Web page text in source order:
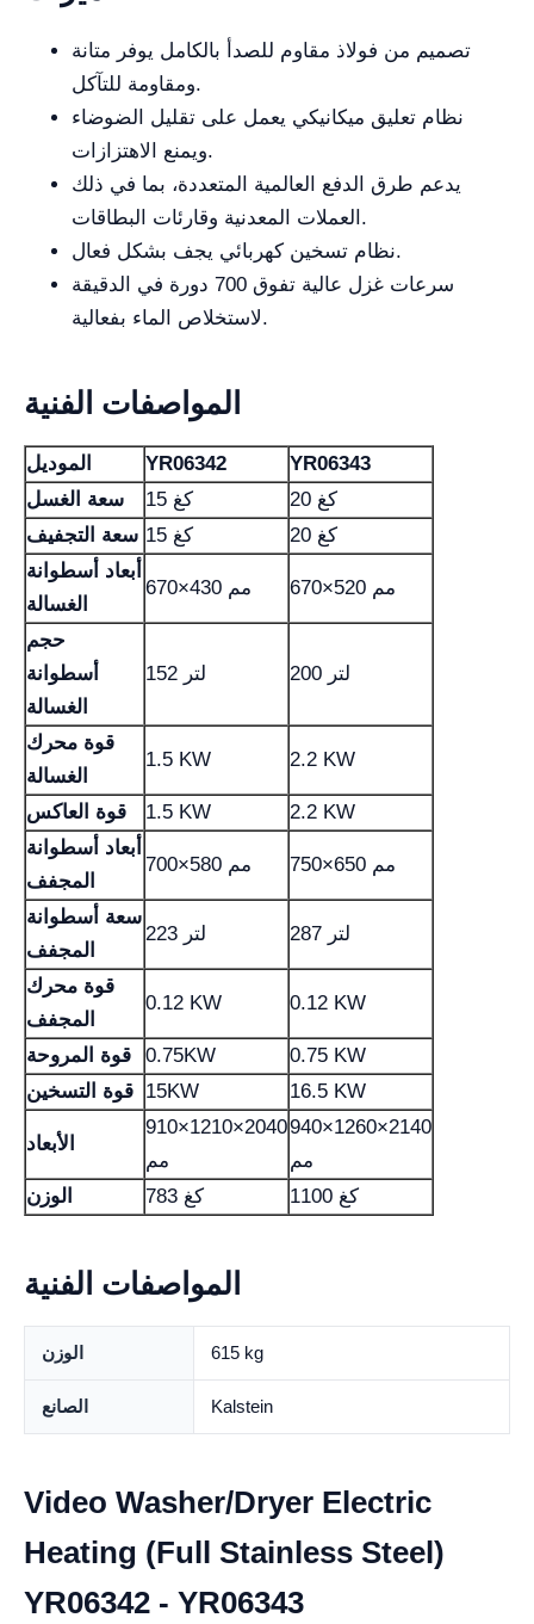
تصميم من فولاذ مقاوم للصدأ بالكامل يوفر متانة
ومقاومة للتآكل.
نظام تعليق ميكانيكي يعمل على تقليل الضوضاء
ويمنع الاهتزازات.
يدعم طرق الدفع العالمية المتعددة، بما في ذلك
العملات المعدنية وقارئات البطاقات.
نظام تسخين كهربائي يجف بشكل فعال.
سرعات غزل عالية تفوق 700 دورة في الدقيقة
لاستخلاص الماء بفعالية.
المواصفات الفنية
الموديل YR06342
YR06343
سعة الغسل
15 كغ
20 كغ
سعة التجفيف
15 كغ
20 كغ
أبعاد أسطوانة
الغسالة
670×430 مم 670×520 مم
حجم
أسطوانة
الغسالة
152 لتر 200 لتر
قوة محرك
الغسالة
1.5 KW 2.2 KW
قوة العاكس 1.5 KW
2.2 KW
أبعاد أسطوانة
المجفف
700×580 مم 750×650 مم
سعة أسطوانة
المجفف
223 لتر 287 لتر
قوة محرك
المجفف
0.12 KW 0.12 KW
قوة المروحة 0.75KW
0.75 KW
قوة التسخين 15KW 16.5 KW
الأبعاد
910×1210×2040
مم
940×1260×2140
مم
الوزن
783 كغ 1100 كغ
المواصفات الفنية
الوزن 615 kg
الصانع Kalstein
Video Washer/Dryer Electric
Heating (Full Stainless Steel)
YR06342 - YR06343